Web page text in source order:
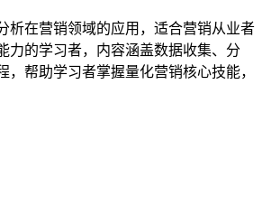
析在营销领域的应用，适合营销从业者
力的学习者，内容涵盖数据收集、分
，帮助学习者掌握量化营销核心技能，